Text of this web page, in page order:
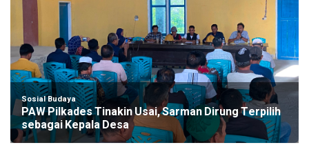
Sosial Budaya
PAW Pilkades Tinakin Usai, Sarman Dirung Terpilih
sebagai Kepala Desa